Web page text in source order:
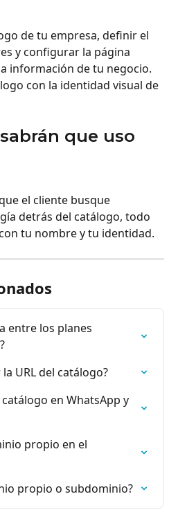
de tu empresa, definir el
y configurar la página
información de tu negocio.
con la identidad visual de
que uso
el cliente busque
detrás del catálogo, todo
tu nombre y tu identidad.
entre los planes
URL del catálogo?
en WhatsApp y
propio en el
propio o subdominio?